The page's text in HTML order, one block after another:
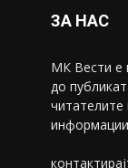
ЗА НАС
МК Вести е
до